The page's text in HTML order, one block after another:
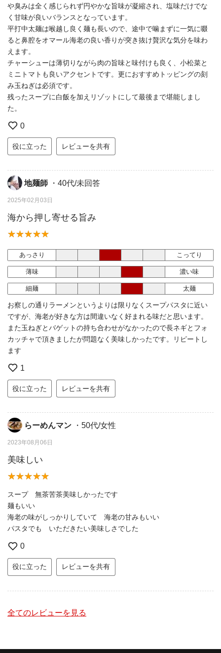
や臭みは全く感じられず円やかな旨味が凝縮され、塩味だけでな
く甘味が良いバランスとなっています。
平打中太麺は喉越し良く麺も長いので、途中で噛まずに一気に啜
ると鼻腔をオマール海老の良い香りが突き抜け贅沢な気分を味わ
えます。
チャーシューは薄切りながら肉の旨味と味付けも良く、小松菜と
ミニトマトも良いアクセントです。更におすすめトッピングの刻
み玉ねぎは必須です。
残ったスープに白飯を加えリゾットにして最後まで堪能しまし
た。
0
役に立った レビューを共有
地麺師 ・40代/未回答
2025年02月03日
海から押し寄せる旨み
あっさり こってり
薄味 濃い味
細麺 太麺
お察しの通りラーメンというよりは限りなくスープパスタに近い
ですが、海老が好きな方は間違いなく好まれる味だと思います。
また玉ねぎとバゲットの持ち合わせがなかったので長ネギとフォ
カッチャで頂きましたが問題なく美味しかったです。リピートし
ます
1
役に立った レビューを共有
らーめんマン ・50代/女性
2023年08月06日
美味しい
スープ 無茶苦茶美味しかったです
麺もいい
海老の味がしっかりしていて 海老の甘みもいい
パスタでも いただきたい美味しさでした
0
役に立った レビューを共有
全てのレビューを見る